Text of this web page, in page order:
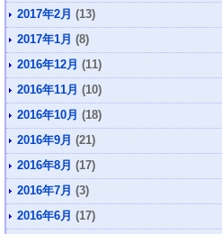
2017年2月 (13)
2017年1月 (8)
2016年12月 (11)
2016年11月 (10)
2016年10月 (18)
2016年9月 (21)
2016年8月 (17)
2016年7月 (3)
2016年6月 (17)